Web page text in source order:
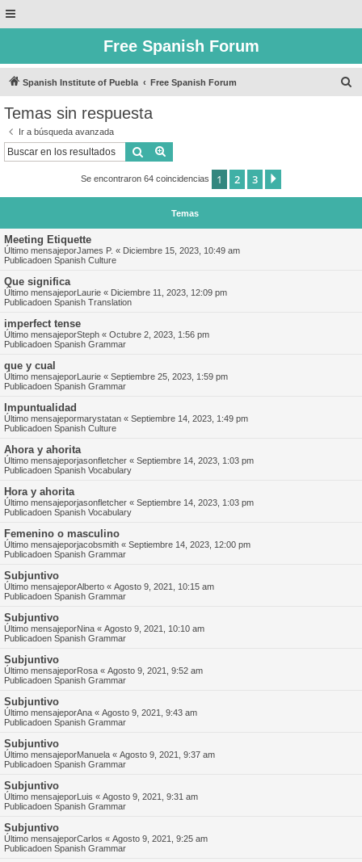
Free Spanish Forum
Spanish Institute of Puebla Free Spanish Forum
Temas sin respuesta
Ir a búsqueda avanzada
Buscar
Se encontraron 64 coincidencias 1 2 3
Temas
Meeting Etiquette
Último mensajeporJames P. « Diciembre 15, 2023, 10:49 am
Publicadoen Spanish Culture
Que significa
Último mensajeporLaurie « Diciembre 11, 2023, 12:09 pm
Publicadoen Spanish Translation
imperfect tense
Último mensajeporSteph « Octubre 2, 2023, 1:56 pm
Publicadoen Spanish Grammar
que y cual
Último mensajeporLaurie « Septiembre 25, 2023, 1:59 pm
Publicadoen Spanish Grammar
Impuntualidad
Último mensajepormarystatan « Septiembre 14, 2023, 1:49 pm
Publicadoen Spanish Culture
Ahora y ahorita
Último mensajeporjasonfletcher « Septiembre 14, 2023, 1:03 pm
Publicadoen Spanish Vocabulary
Hora y ahorita
Último mensajeporjasonfletcher « Septiembre 14, 2023, 1:03 pm
Publicadoen Spanish Vocabulary
Femenino o masculino
Último mensajeporjacobsmith « Septiembre 14, 2023, 12:00 pm
Publicadoen Spanish Grammar
Subjuntivo
Último mensajeporAlberto « Agosto 9, 2021, 10:15 am
Publicadoen Spanish Grammar
Subjuntivo
Último mensajeporNina « Agosto 9, 2021, 10:10 am
Publicadoen Spanish Grammar
Subjuntivo
Último mensajeporRosa « Agosto 9, 2021, 9:52 am
Publicadoen Spanish Grammar
Subjuntivo
Último mensajeporAna « Agosto 9, 2021, 9:43 am
Publicadoen Spanish Grammar
Subjuntivo
Último mensajeporManuela « Agosto 9, 2021, 9:37 am
Publicadoen Spanish Grammar
Subjuntivo
Último mensajeporLuis « Agosto 9, 2021, 9:31 am
Publicadoen Spanish Grammar
Subjuntivo
Último mensajeporCarlos « Agosto 9, 2021, 9:25 am
Publicadoen Spanish Grammar